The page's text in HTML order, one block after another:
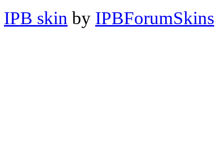
IPB skin by IPBForumSkins